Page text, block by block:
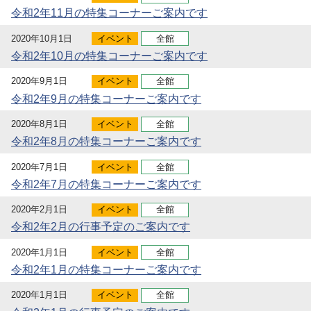
令和2年11月の特集コーナーご案内です
2020年10月1日 イベント 全館
令和2年10月の特集コーナーご案内です
2020年9月1日 イベント 全館
令和2年9月の特集コーナーご案内です
2020年8月1日 イベント 全館
令和2年8月の特集コーナーご案内です
2020年7月1日 イベント 全館
令和2年7月の特集コーナーご案内です
2020年2月1日 イベント 全館
令和2年2月の行事予定のご案内です
2020年1月1日 イベント 全館
令和2年1月の特集コーナーご案内です
2020年1月1日 イベント 全館